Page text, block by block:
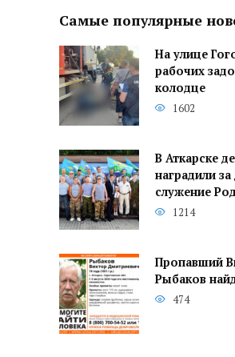
Самые популярные
На улице
рабочих
колодце
1602
В Аткарске
наградили
служение
1214
Пропавший
Рыбаков
474